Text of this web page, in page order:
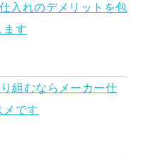
入れのデメリットを包
ます
組むならメーカー仕
メです